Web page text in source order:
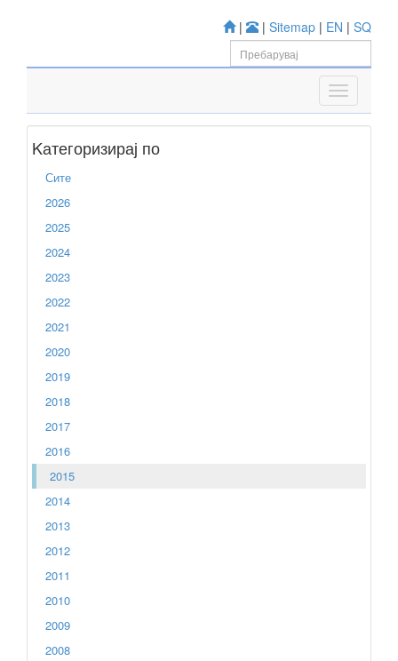
| | Sitemap | EN | SQ
Kатегоризирај по
Сите
2026
2025
2024
2023
2022
2021
2020
2019
2018
2017
2016
2015
2014
2013
2012
2011
2010
2009
2008